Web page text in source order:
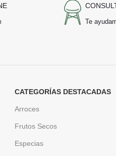
Te
CATEGORÍAS DESTACADAS
Arroces
Frutos Secos
Especias